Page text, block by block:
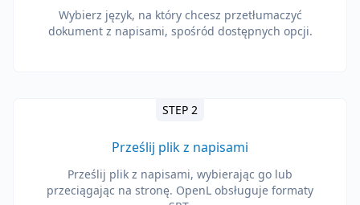
Wybierz język, na który chcesz przetłumaczyć
dokument z napisami, spośród dostępnych opcji.
STEP 2
Prześlij plik z napisami
Prześlij plik z napisami, wybierając go lub
przeciągając na stronę. OpenL obsługuje formaty